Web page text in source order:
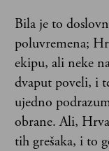
Bila je to
poluvremena;
ekipu, ali neke
dvaput poveli, i
ujedno
obrane. Ali,
tih grešaka, i to